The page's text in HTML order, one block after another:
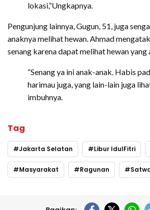
lokasi,”Ungkapnya.
Pengunjung lainnya, Gugun, 51, juga
anaknya melihat hewan. Ahmad
senang karena dapat melihat hewan yang
“Senang ya ini anak-anak. Habis
harimau juga, yang lain-lain juga
imbuhnya.
Tag
Jakarta Selatan Libur IdulFitri
Masyarakat Ragunan